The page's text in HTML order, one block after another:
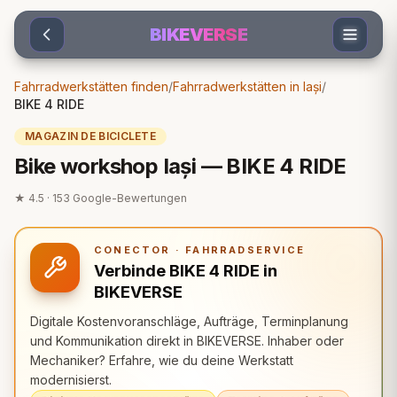
Sari la conținut
BIKEVERSE
Fahrradwerkstätten finden/Fahrradwerkstätten in Iași/
BIKE 4 RIDE
MAGAZIN DE BICICLETE
Bike workshop Iași — BIKE 4 RIDE
★ 4.5 · 153 Google-Bewertungen
CONECTOR · FAHRRADSERVICE
Verbinde BIKE 4 RIDE in
BIKEVERSE
Digitale Kostenvoranschläge, Aufträge, Terminplanung
und Kommunikation direkt in BIKEVERSE. Inhaber oder
Mechaniker? Erfahre, wie du deine Werkstatt
modernisierst.